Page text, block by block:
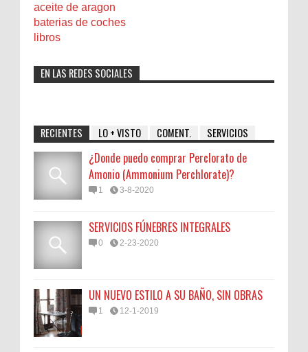
aceite de aragon
baterias de coches
libros
EN LAS REDES SOCIALES
RECIENTES LO + VISTO COMENT. SERVICIOS
¿Donde puedo comprar Perclorato de
Amonio (Ammonium Perchlorate)?
1 3-8-2020
SERVICIOS FÚNEBRES INTEGRALES
0 2-23-2020
UN NUEVO ESTILO A SU BAÑO, SIN OBRAS
1 12-1-2019